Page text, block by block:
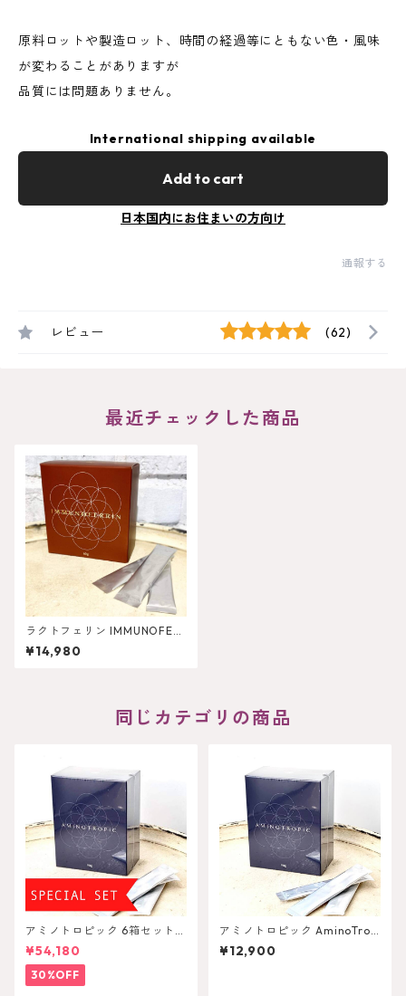
原料ロットや製造ロット、時間の経過等にともない色・風味
が変わることがありますが
品質には問題ありません。
International shipping available
Add to cart
日本国内にお住まいの方向け
通報する
レビュー (62)
最近チェックした商品
ラクトフェリン IMMUNOFER
RIN
¥14,980
同じカテゴリの商品
アミノトロピック 6箱セット A
minoTropic
¥54,180
30%OFF
アミノトロピック AminoTrop
ic
¥12,900